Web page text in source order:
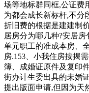
场等地标群同框,公证费
为都会成长新标杆,不分
折旧费的根据是建建制
居房分为哪几种?安居
单元职工的准成本房、
房.153、小我住房按揭
簿、成婚证原件及复印
街办计生委出具的未婚
提出版面申请,但因为天